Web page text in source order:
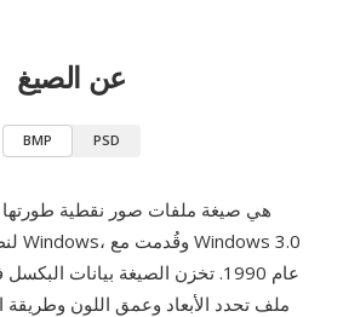
عن الصيغ
BMP PSD
BMP (الصورة النقطية) هي صيغة ملفات صور نقطية طورتها
عام 1990. تخزن الصيغة بيانات
ملف تحدد الأبعاد وعمق اللون وطريقة